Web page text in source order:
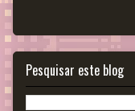
Pesquisar este blog